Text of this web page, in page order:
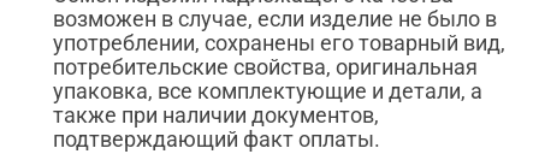
возможен в случае, если изделие не было в
употреблении, сохранены его товарный вид,
потребительские свойства, оригинальная
упаковка, все комплектующие и детали, а
также при наличии документов,
подтверждающий факт оплаты.